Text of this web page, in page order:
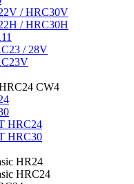
/ HRC30V
/ HRC30H
/ 28V
CW4
HRC24
HRC30
HR24
HRC24